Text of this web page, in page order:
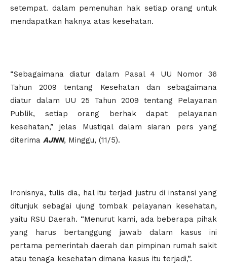
setempat. dalam pemenuhan hak setiap orang untuk
mendapatkan haknya atas kesehatan.
“Sebagaimana diatur dalam Pasal 4 UU Nomor 36
Tahun 2009 tentang Kesehatan dan sebagaimana
diatur dalam UU 25 Tahun 2009 tentang Pelayanan
Publik, setiap orang berhak dapat pelayanan
kesehatan,” jelas Mustiqal dalam siaran pers yang
diterima AJNN, Minggu, (11/5).
Ironisnya, tulis dia, hal itu terjadi justru di instansi yang
ditunjuk sebagai ujung tombak pelayanan kesehatan,
yaitu RSU Daerah. “Menurut kami, ada beberapa pihak
yang harus bertanggung jawab dalam kasus ini
pertama pemerintah daerah dan pimpinan rumah sakit
atau tenaga kesehatan dimana kasus itu terjadi,”.